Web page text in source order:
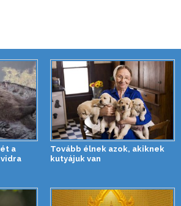
a
Tovább élnek azok, akiknek
kutyájuk van